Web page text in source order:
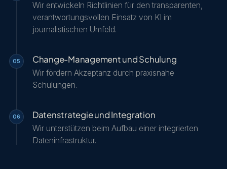
Wir entwickeln Richtlinien für den transparenten,
verantwortungsvollen Einsatz von KI im
journalistischen Umfeld.
05 Change-Management und Schulung
Wir fördern Akzeptanz durch praxisnahe
Schulungen.
06 Datenstrategie und Integration
Wir unterstützen beim Aufbau einer integrierten
Dateninfrastruktur.